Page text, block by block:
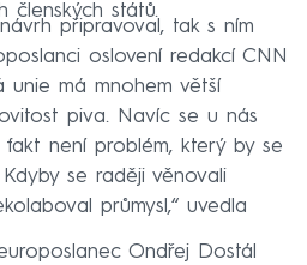
členských států.
připravoval, tak s ním
oslovení redakcí CNN
unie má mnohem větší
piva. Navíc se u nás
není problém, který by se
se raději věnovali
průmysl,“ uvedla
Ondřej Dostál